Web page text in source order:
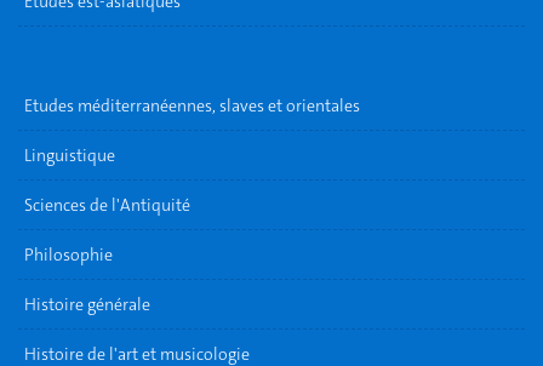
Etudes méditerranéennes, slaves et orientales
Linguistique
Sciences de l'Antiquité
Philosophie
Histoire générale
Histoire de l'art et musicologie